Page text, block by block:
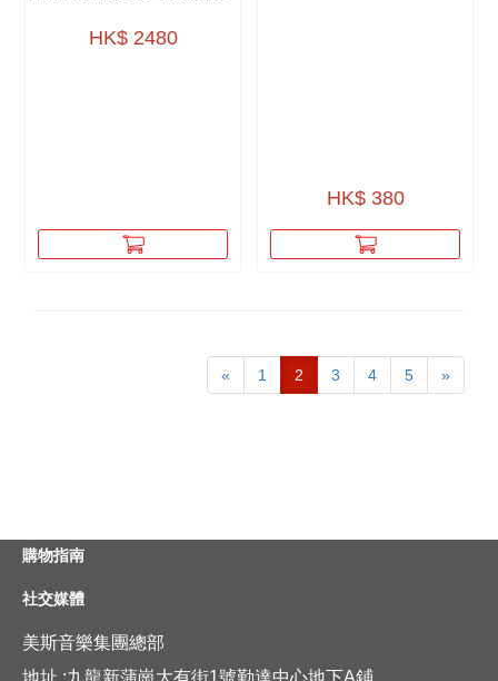
HK$ 2480
HK$ 380
« 1 2 3 4 5 »
購物指南
社交媒體
美斯音樂集團總部
地址 :九龍新蒲崗大有街1號勤達中心地下A鋪